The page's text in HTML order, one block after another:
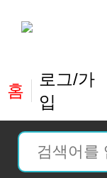
홈
입